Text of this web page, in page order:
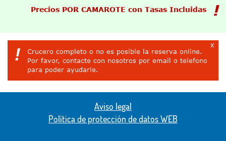
Precios POR CAMAROTE con Tasas Incluidas
x
!
Crucero completo o no es posible la reserva online.
Por favor, contacte con nosotros por email o telefono
para poder ayudarle.
Aviso legal
Política de protección de datos WEB